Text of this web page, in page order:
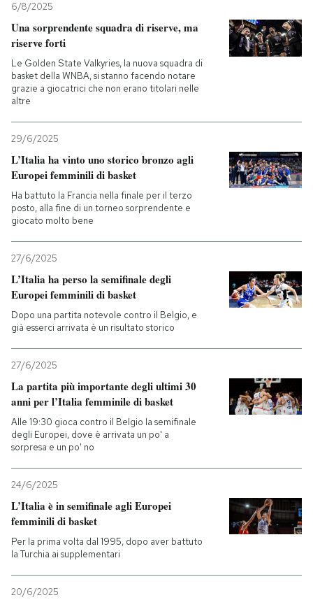
6/8/2025
Una sorprendente squadra di riserve, ma
riserve forti
Le Golden State Valkyries, la nuova squadra di
basket della WNBA, si stanno facendo notare
grazie a giocatrici che non erano titolari nelle
altre
29/6/2025
L’Italia ha vinto uno storico bronzo agli
Europei femminili di basket
Ha battuto la Francia nella finale per il terzo
posto, alla fine di un torneo sorprendente e
giocato molto bene
27/6/2025
L’Italia ha perso la semifinale degli
Europei femminili di basket
Dopo una partita notevole contro il Belgio, e
già esserci arrivata è un risultato storico
27/6/2025
La partita più importante degli ultimi 30
anni per l’Italia femminile di basket
Alle 19:30 gioca contro il Belgio la semifinale
degli Europei, dove è arrivata un po' a
sorpresa e un po' no
24/6/2025
L’Italia è in semifinale agli Europei
femminili di basket
Per la prima volta dal 1995, dopo aver battuto
la Turchia ai supplementari
20/6/2025